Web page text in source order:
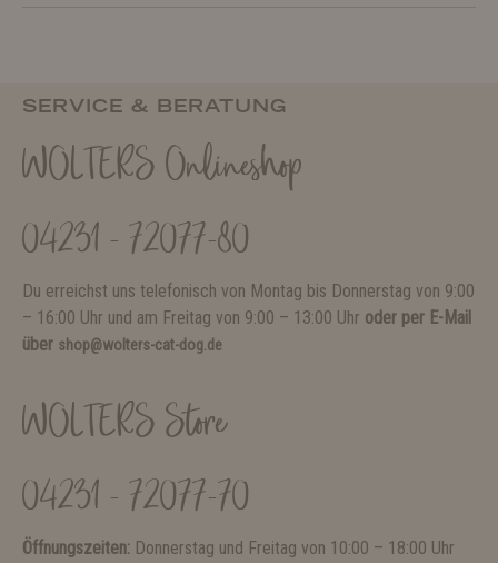
SERVICE & BERATUNG
WOLTERS Onlineshop
04231 - 72077-80
Du erreichst uns telefonisch von Montag bis Donnerstag von 9:00
– 16:00 Uhr und am Freitag von 9:00 – 13:00 Uhr oder per E-Mail
über shop@wolters-cat-dog.de
WOLTERS Store
04231 - 72077-70
Öffnungszeiten: Donnerstag und Freitag von 10:00 – 18:00 Uhr